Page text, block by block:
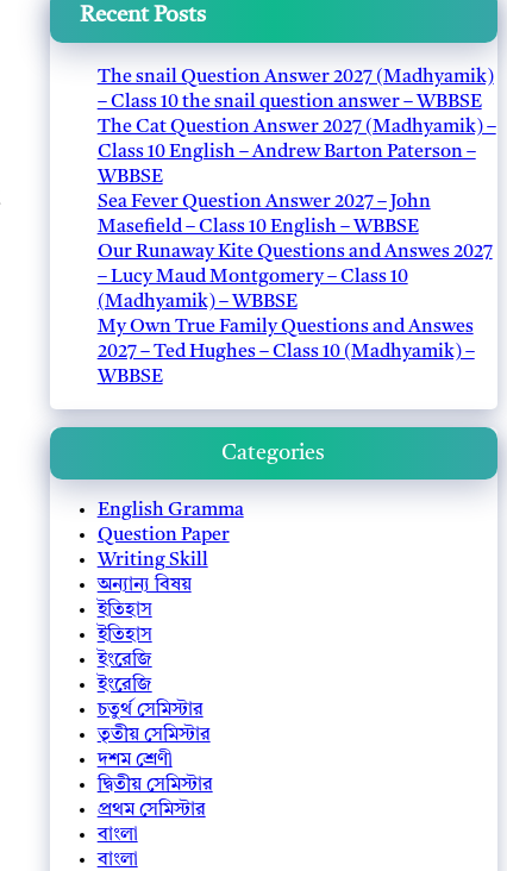
Recent Posts
The snail Question Answer 2027 (Madhyamik)
– Class 10 the snail question answer – WBBSE
The Cat Question Answer 2027 (Madhyamik) –
Class 10 English – Andrew Barton Paterson –
WBBSE
Sea Fever Question Answer 2027 – John
Masefield – Class 10 English – WBBSE
Our Runaway Kite Questions and Answes 2027
– Lucy Maud Montgomery – Class 10
(Madhyamik) – WBBSE
My Own True Family Questions and Answes
2027 – Ted Hughes – Class 10 (Madhyamik) –
WBBSE
Categories
English Gramma
Question Paper
Writing Skill
অন্যান্য বিষয়
ইতিহাস
ইতিহাস
ইংরেজি
ইংরেজি
চতুর্থ সেমিস্টার
তৃতীয় সেমিস্টার
দশম শ্রেণী
দ্বিতীয় সেমিস্টার
প্রথম সেমিস্টার
বাংলা
বাংলা